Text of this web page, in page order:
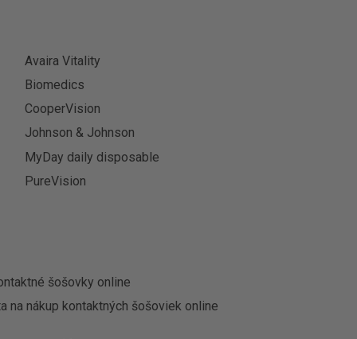
Avaira Vitality
Biomedics
CooperVision
Johnson & Johnson
MyDay daily disposable
PureVision
šošovky online
na nákup kontaktných šošoviek online